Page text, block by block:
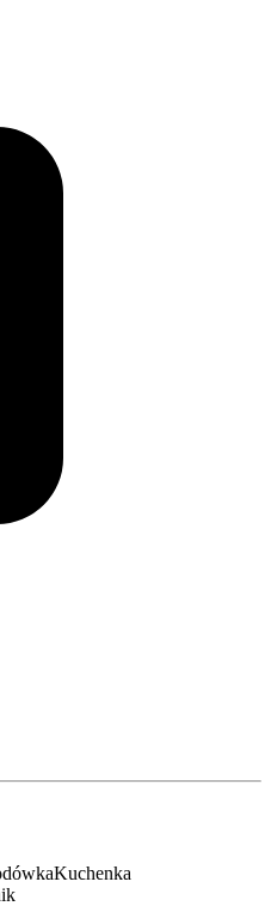
Kuchenka